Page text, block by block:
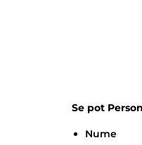
Se pot
Nume